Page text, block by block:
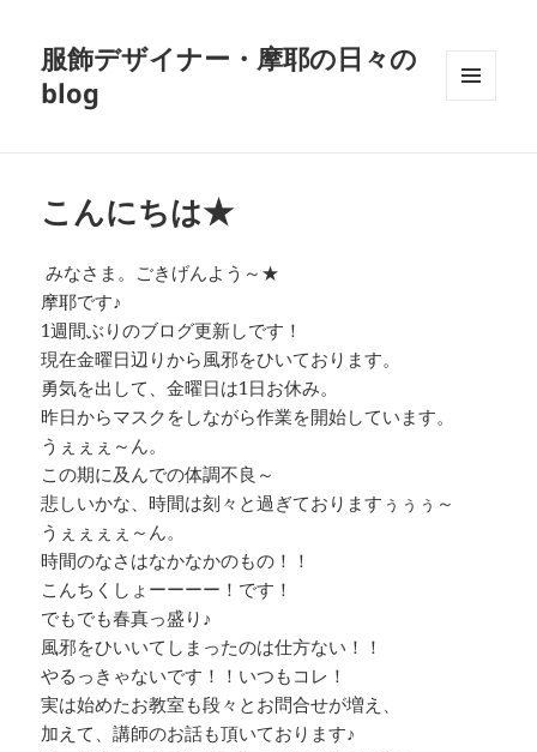
服飾デザイナー・摩耶の日々の
blog
こんにちは★
みなさま。ごきげんよう～★
摩耶です♪
1週間ぶりのブログ更新しです！
現在金曜日辺りから風邪をひいております。
勇気を出して、金曜日は1日お休み。
昨日からマスクをしながら作業を開始しています。
うぇぇぇ～ん。
この期に及んでの体調不良～
悲しいかな、時間は刻々と過ぎておりますぅぅぅ～
うぇぇぇぇ～ん。
時間のなさはなかなかのもの！！
こんちくしょーーーー！です！
でもでも春真っ盛り♪
風邪をひいいてしまったのは仕方ない！！
やるっきゃないです！！いつもコレ！
実は始めたお教室も段々とお問合せが増え、
加えて、講師のお話も頂いております♪